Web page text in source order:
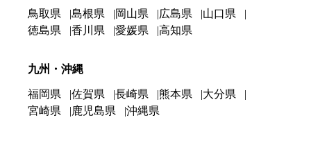
鳥取県 島根県 岡山県 広島県
山口県
徳島県
香川県 愛媛県 高知県
九州・沖縄
福岡県 佐賀県 長崎県 熊本県
大分県
宮崎県
鹿児島県 沖縄県